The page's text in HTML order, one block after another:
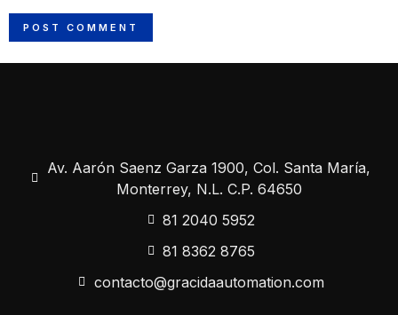
Av. Aarón Saenz Garza 1900, Col. Santa María,
Monterrey, N.L. C.P. 64650
81 2040 5952
81 8362 8765
contacto@gracidaautomation.com